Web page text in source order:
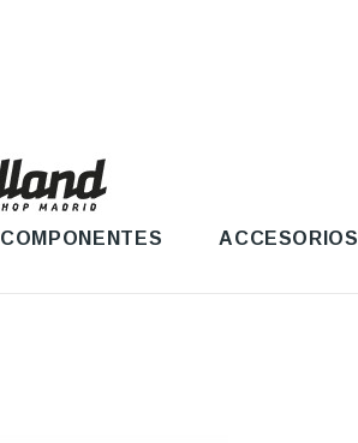
COMPONENTES ACCESORIOS